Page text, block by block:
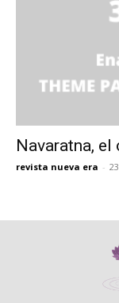
Navaratna,
revista nueva era -